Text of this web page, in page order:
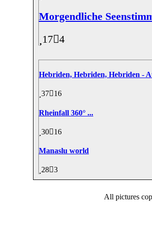
Morgendliche
17 4
Hebriden, Hebriden, Hebriden -
37 16
Rheinfall 360° ...
30 16
Manaslu world
28 3
All pictures